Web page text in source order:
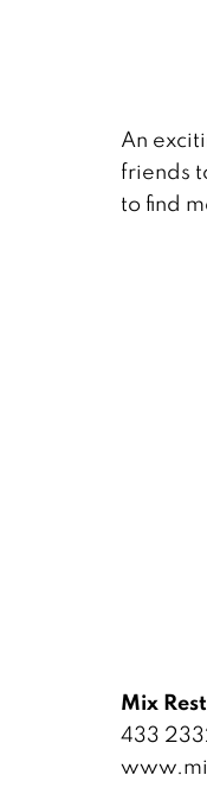
An
friends
to find
Mix
433